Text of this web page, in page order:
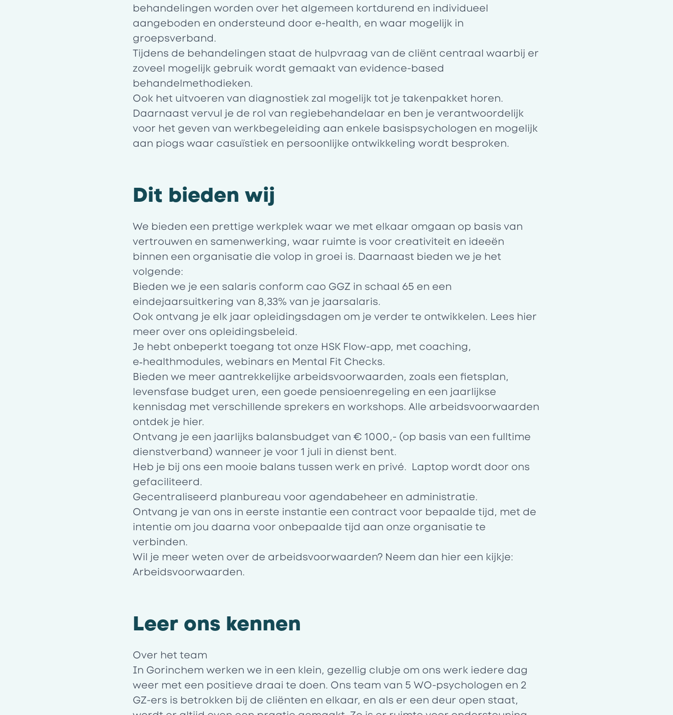
behandelingen worden over het algemeen kortdurend en individueel
aangeboden en ondersteund door e-health, en waar mogelijk in
groepsverband.
Tijdens de behandelingen staat de hulpvraag van de cliënt centraal waarbij er
zoveel mogelijk gebruik wordt gemaakt van evidence-based
behandelmethodieken.
Ook het uitvoeren van diagnostiek zal mogelijk tot je takenpakket horen.
Daarnaast vervul je de rol van regiebehandelaar en ben je verantwoordelijk
voor het geven van werkbegeleiding aan enkele basispsychologen en mogelijk
aan piogs waar casuïstiek en persoonlijke ontwikkeling wordt besproken.
Dit bieden wij
We bieden een prettige werkplek waar we met elkaar omgaan op basis van
vertrouwen en samenwerking, waar ruimte is voor creativiteit en ideeën
binnen een organisatie die volop in groei is. Daarnaast bieden we je het
volgende:
Bieden we je een salaris conform cao GGZ in schaal 65 en een
eindejaarsuitkering van 8,33% van je jaarsalaris.
Ook ontvang je elk jaar opleidingsdagen om je verder te ontwikkelen. Lees hier
meer over ons opleidingsbeleid.
Je hebt onbeperkt toegang tot onze HSK Flow-app, met coaching,
e‑healthmodules, webinars en Mental Fit Checks.
Bieden we meer aantrekkelijke arbeidsvoorwaarden, zoals een fietsplan,
levensfase budget uren, een goede pensioenregeling en een jaarlijkse
kennisdag met verschillende sprekers en workshops. Alle arbeidsvoorwaarden
ontdek je hier.
Ontvang je een jaarlijks balansbudget van € 1000,- (op basis van een fulltime
dienstverband) wanneer je voor 1 juli in dienst bent.
Heb je bij ons een mooie balans tussen werk en privé. Laptop wordt door ons
gefaciliteerd.
Gecentraliseerd planbureau voor agendabeheer en administratie.
Ontvang je van ons in eerste instantie een contract voor bepaalde tijd, met de
intentie om jou daarna voor onbepaalde tijd aan onze organisatie te
verbinden.
Wil je meer weten over de arbeidsvoorwaarden? Neem dan hier een kijkje:
Arbeidsvoorwaarden.
Leer ons kennen
Over het team
In Gorinchem werken we in een klein, gezellig clubje om ons werk iedere dag
weer met een positieve draai te doen. Ons team van 5 WO-psychologen en 2
GZ-ers is betrokken bij de cliënten en elkaar, en als er een deur open staat,